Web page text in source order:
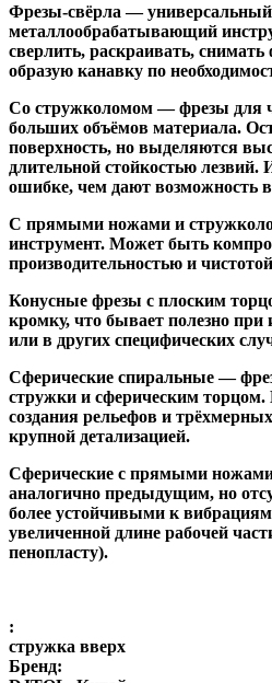
Фрезы-свёрла — универсальный
металлообрабатывающий
сверлить, раскраивать,
образую канавку по
Со стружколомом— фрезы для
больших объёмов материала.
поверхность, но выделяются
длительной стойкостью
ошибке, чем дают возможность
С прямыми ножами и
инструмент. Может быть
производительностью и
Конусные фрезы с плоским
кромку, что бывает полезно при
или в других специфических
Сферические спиральные—
стружки и сферическим торцом.
создания рельефов и
крупной детализацией.
Сферические с прямыми
аналогично предыдущим, но
более устойчивыми к
увеличенной длине рабочей
пенопласту).
:
стружка вверх
Бренд: